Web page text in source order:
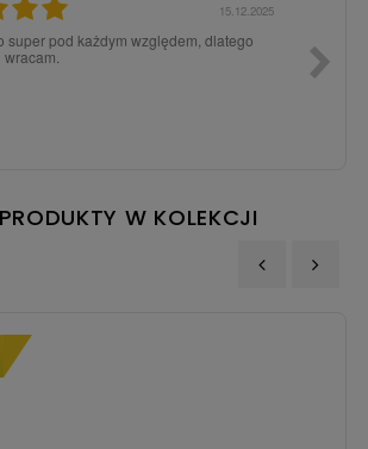
15.12.2025
super pod każdym względem, dlatego
W KOLEKCJI